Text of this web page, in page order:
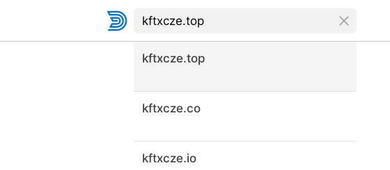
kftxcze.top
kftxcze.co
kftxcze.io